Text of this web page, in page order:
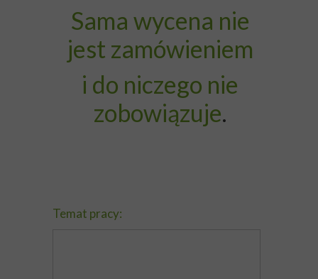
Sama wycena nie
jest zamówieniem
i do niczego nie
zobowiązuje.
Temat pracy: